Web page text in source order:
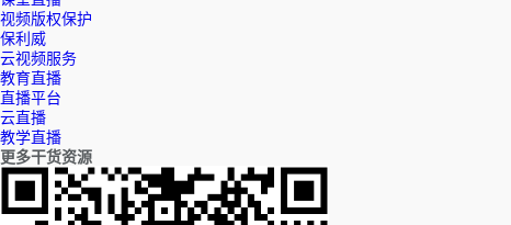
视频版权保护
保利威
云视频服务
教育直播
直播平台
云直播
教学直播
更多干货资源